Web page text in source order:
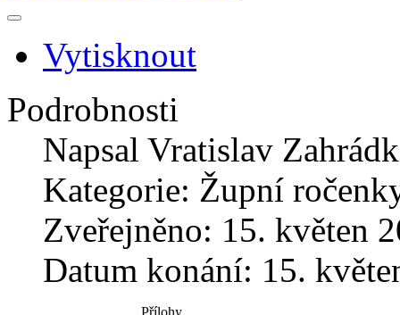
Vytisknout
Podrobnosti
Napsal Vratislav
Kategorie: Župní
Zveřejněno: 15. květen
Datum konání: 15.